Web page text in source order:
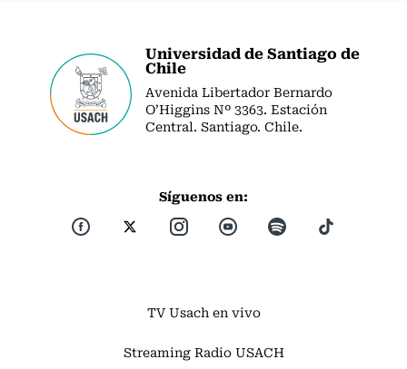
Universidad de Santiago de
Chile
Avenida Libertador Bernardo
O’Higgins Nº 3363. Estación
Central. Santiago. Chile.
Síguenos en:
TV Usach en vivo
Streaming Radio USACH